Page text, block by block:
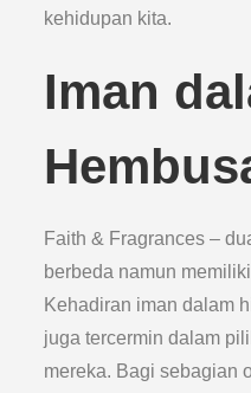
kehidupan kita.
Iman
Faith & Fragrances –
berbeda namun
Kehadiran iman dalam
juga tercermin dalam
mereka. Bagi sebagian